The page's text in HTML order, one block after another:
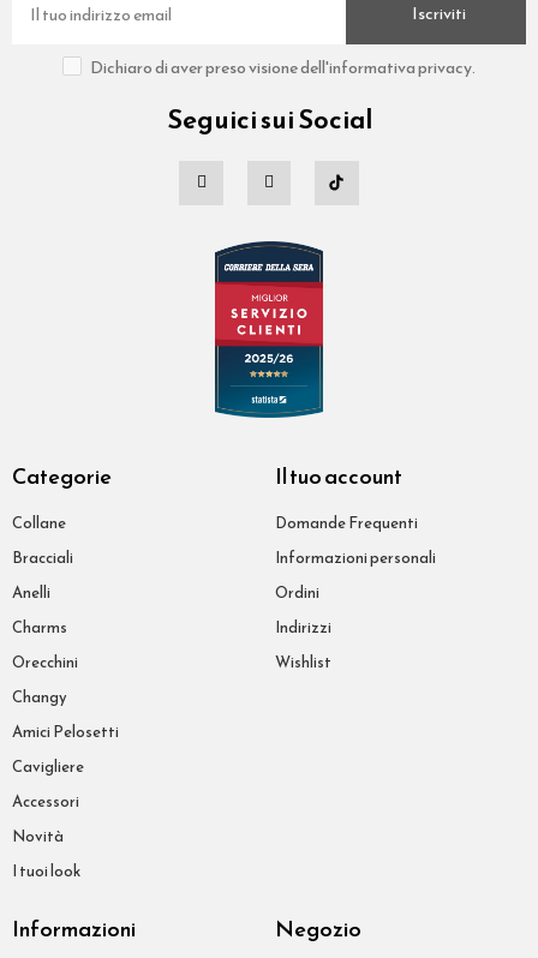
Iscriviti
Dichiaro di aver preso visione dell'informativa privacy.
Seguici sui Social
Categorie
Collane
Bracciali
Anelli
Charms
Orecchini
Changy
Amici Pelosetti
Cavigliere
Accessori
Novità
I tuoi look
Il tuo account
Domande Frequenti
Informazioni personali
Ordini
Indirizzi
Wishlist
Informazioni Negozio